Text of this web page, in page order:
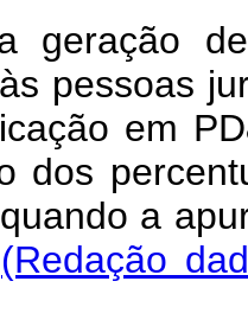
geração
pessoas
em
dos
a
(Redação